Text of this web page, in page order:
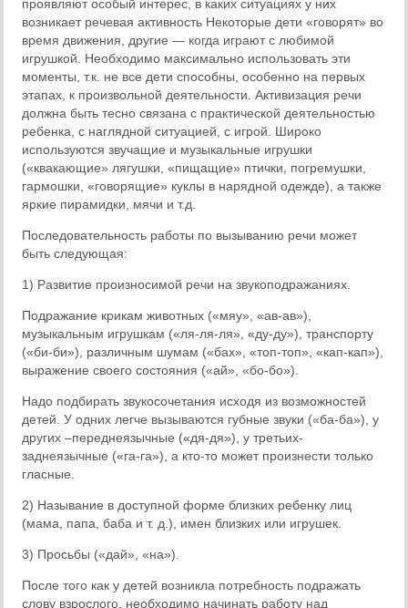
проявляют особый интерес, в каких ситуациях у них
возникает речевая активность Некоторые дети «говорят» во
время движения, другие — когда играют с любимой
игрушкой. Необходимо максимально использовать эти
моменты, т.к. не все дети способны, особенно на первых
этапах, к произвольной деятельности. Активизация речи
должна быть тесно связана с практической деятельностью
ребенка, с наглядной ситуацией, с игрой. Широко
используются звучащие и музыкальные игрушки
(«квакающие» лягушки, «пищащие» птички, погремушки,
гармошки, «говорящие» куклы в нарядной одежде), а также
яркие пирамидки, мячи и т.д.
Последовательность работы по вызыванию речи может
быть следующая:
1) Развитие произносимой речи на звукоподражаниях.
Подражание крикам животных («мяу», «ав-ав»),
музыкальным игрушкам («ля-ля-ля», «ду-ду»), транспорту
(«би-би»), различным шумам («бах», «топ-топ», «кап-кап»),
выражение своего состояния («ай», «бо-бо»).
Надо подбирать звукосочетания исходя из возможностей
детей. У одних легче вызываются губные звуки («ба-ба»), у
других –переднеязычные («дя-дя»), у третьих-
заднеязычные («га-га»), а кто-то может произнести только
гласные.
2) Называние в доступной форме близких ребенку лиц
(мама, папа, баба и т. д.), имен близких или игрушек.
3) Просьбы («дай», «на»).
После того как у детей возникла потребность подражать
слову взрослого, необходимо начинать работу над